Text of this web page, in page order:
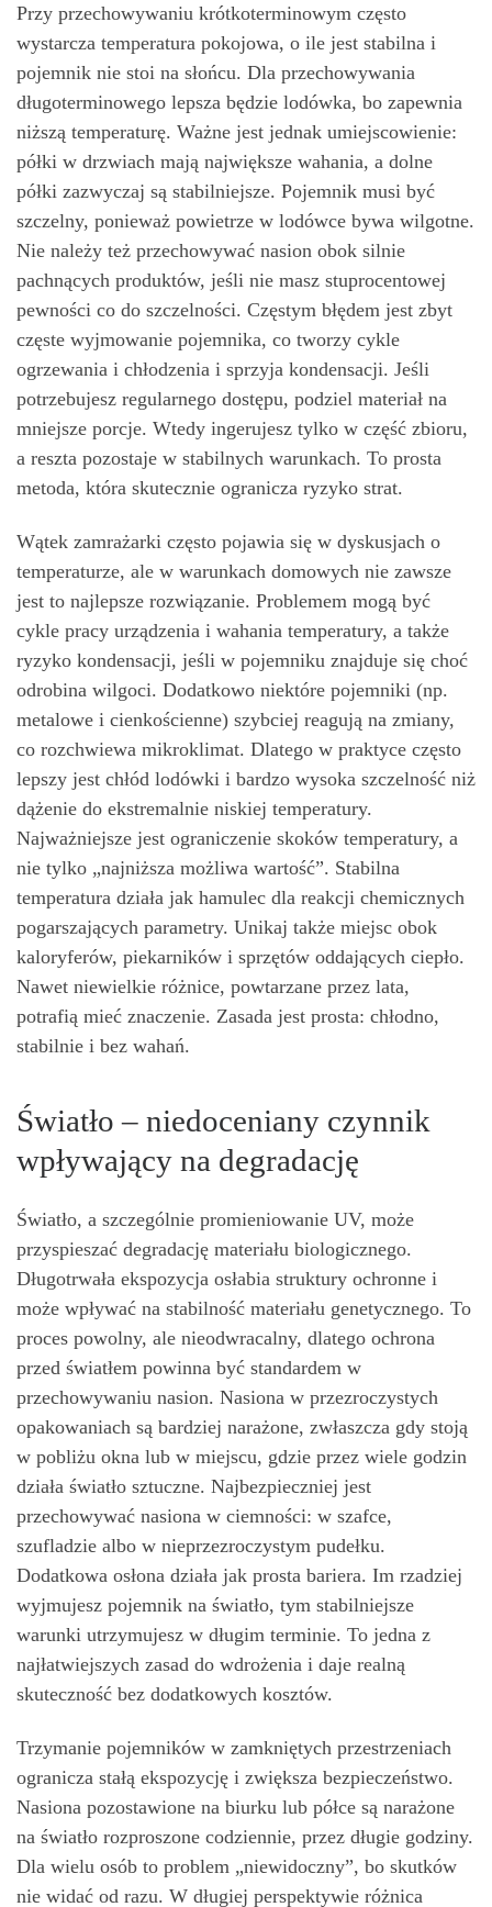
Przy przechowywaniu krótkoterminowym często
wystarcza temperatura pokojowa, o ile jest stabilna i
pojemnik nie stoi na słońcu. Dla przechowywania
długoterminowego lepsza będzie lodówka, bo zapewnia
niższą temperaturę. Ważne jest jednak umiejscowienie:
półki w drzwiach mają największe wahania, a dolne
półki zazwyczaj są stabilniejsze. Pojemnik musi być
szczelny, ponieważ powietrze w lodówce bywa wilgotne.
Nie należy też przechowywać nasion obok silnie
pachnących produktów, jeśli nie masz stuprocentowej
pewności co do szczelności. Częstym błędem jest zbyt
częste wyjmowanie pojemnika, co tworzy cykle
ogrzewania i chłodzenia i sprzyja kondensacji. Jeśli
potrzebujesz regularnego dostępu, podziel materiał na
mniejsze porcje. Wtedy ingerujesz tylko w część zbioru,
a reszta pozostaje w stabilnych warunkach. To prosta
metoda, która skutecznie ogranicza ryzyko strat.
Wątek zamrażarki często pojawia się w dyskusjach o
temperaturze, ale w warunkach domowych nie zawsze
jest to najlepsze rozwiązanie. Problemem mogą być
cykle pracy urządzenia i wahania temperatury, a także
ryzyko kondensacji, jeśli w pojemniku znajduje się choć
odrobina wilgoci. Dodatkowo niektóre pojemniki (np.
metalowe i cienkościenne) szybciej reagują na zmiany,
co rozchwiewa mikroklimat. Dlatego w praktyce często
lepszy jest chłód lodówki i bardzo wysoka szczelność niż
dążenie do ekstremalnie niskiej temperatury.
Najważniejsze jest ograniczenie skoków temperatury, a
nie tylko „najniższa możliwa wartość”. Stabilna
temperatura działa jak hamulec dla reakcji chemicznych
pogarszających parametry. Unikaj także miejsc obok
kaloryferów, piekarników i sprzętów oddających ciepło.
Nawet niewielkie różnice, powtarzane przez lata,
potrafią mieć znaczenie. Zasada jest prosta: chłodno,
stabilnie i bez wahań.
Światło – niedoceniany czynnik
wpływający na degradację
Światło, a szczególnie promieniowanie UV, może
przyspieszać degradację materiału biologicznego.
Długotrwała ekspozycja osłabia struktury ochronne i
może wpływać na stabilność materiału genetycznego. To
proces powolny, ale nieodwracalny, dlatego ochrona
przed światłem powinna być standardem w
przechowywaniu nasion. Nasiona w przezroczystych
opakowaniach są bardziej narażone, zwłaszcza gdy stoją
w pobliżu okna lub w miejscu, gdzie przez wiele godzin
działa światło sztuczne. Najbezpieczniej jest
przechowywać nasiona w ciemności: w szafce,
szufladzie albo w nieprzezroczystym pudełku.
Dodatkowa osłona działa jak prosta bariera. Im rzadziej
wyjmujesz pojemnik na światło, tym stabilniejsze
warunki utrzymujesz w długim terminie. To jedna z
najłatwiejszych zasad do wdrożenia i daje realną
skuteczność bez dodatkowych kosztów.
Trzymanie pojemników w zamkniętych przestrzeniach
ogranicza stałą ekspozycję i zwiększa bezpieczeństwo.
Nasiona pozostawione na biurku lub półce są narażone
na światło rozproszone codziennie, przez długie godziny.
Dla wielu osób to problem „niewidoczny”, bo skutków
nie widać od razu. W długiej perspektywie różnica